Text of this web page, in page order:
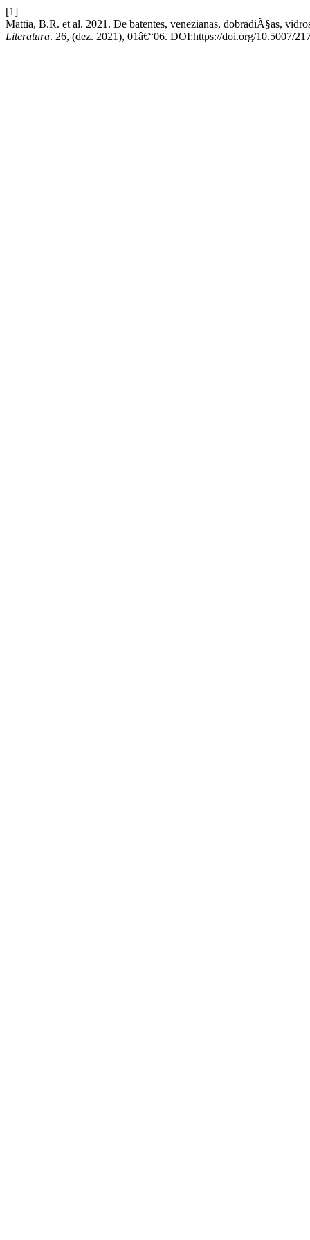
[1]
Mattia, B.R. et al. 2021. De batentes, venezianas, dobradiÃ§as,
Literatura. 26, (dez. 2021), 01â€“06. DOI:https://doi.org/10.5007/